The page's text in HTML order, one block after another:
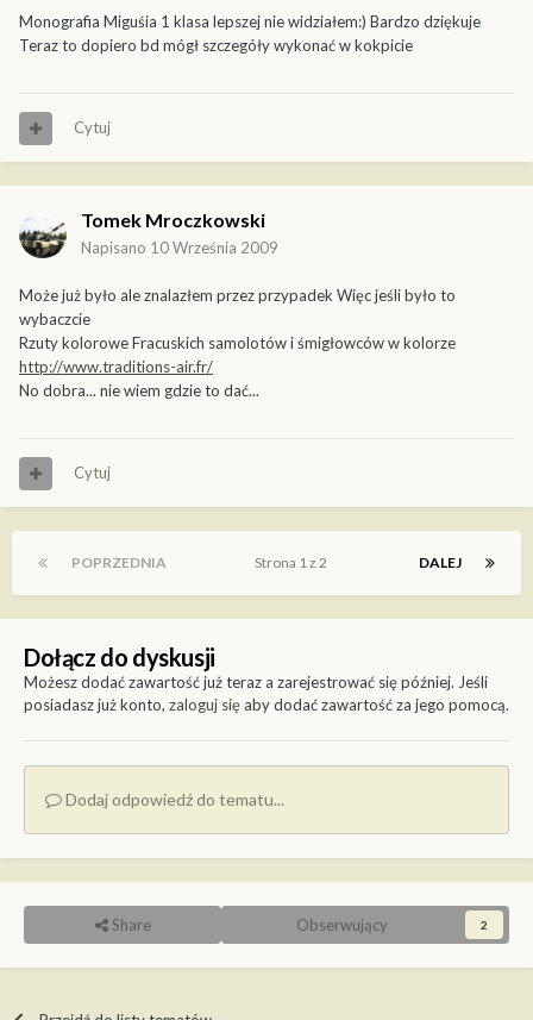
Monografia Miguśia 1 klasa lepszej nie widziałem:) Bardzo dziękuje
Teraz to dopiero bd mógł szczegóły wykonać w kokpicie
Cytuj
Tomek Mroczkowski
Napisano 10 Września 2009
Może już było ale znalazłem przez przypadek Więc jeśli było to
wybaczcie
Rzuty kolorowe Fracuskich samolotów i śmigłowców w kolorze
http://www.traditions-air.fr/
No dobra... nie wiem gdzie to dać...
Cytuj
POPRZEDNIA DALEJ
Strona 1 z 2
Dołącz do dyskusji
Możesz dodać zawartość już teraz a zarejestrować się później. Jeśli
posiadasz już konto, zaloguj sięaby dodać zawartość za jego pomocą.
Dodaj odpowiedź do tematu...
Share Obserwujący 2